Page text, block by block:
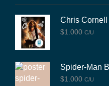
Chris Cornell
$1.000 C/U
$1.000 C/U